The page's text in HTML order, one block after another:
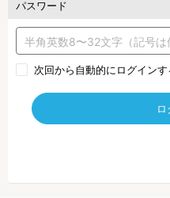
パスワード
次回から自動的にログインす
ロ